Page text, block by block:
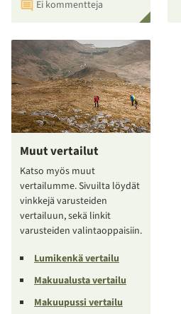
Ei kommentteja
Muut vertailut
Katso myös muut
vertailumme. Sivuilta löydät
vinkkejä varusteiden
vertailuun, sekä linkit
varusteiden valintaoppaisiin.
Lumikenkä vertailu
Makuualusta vertailu
Makuupussi vertailu